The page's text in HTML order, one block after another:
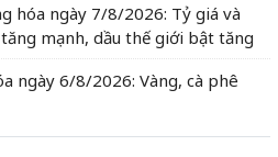
hóa ngày 7/8/2026: Tỷ giá và
mạnh, dầu thế giới bật tăng
ngày 6/8/2026: Vàng, cà phê